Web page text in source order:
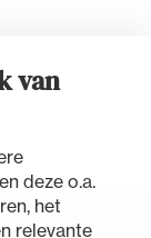
van
deze o.a.
het
relevante